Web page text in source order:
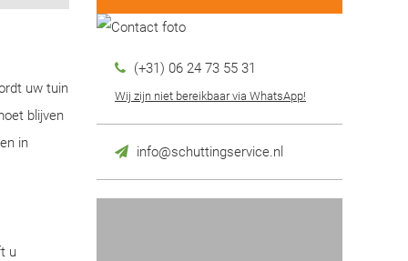
uw tuin
blijven
in
u
(+31) 06 24 73 55 31
Wij zijn niet bereikbaar via WhatsApp!
info@schuttingservice.nl